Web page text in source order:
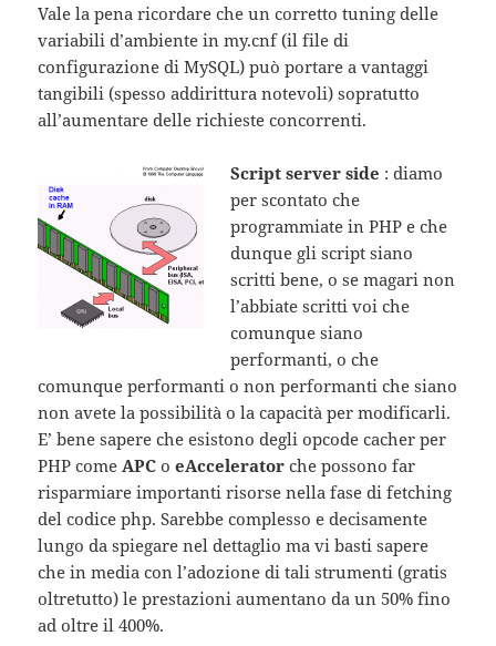
Vale la pena ricordare che un corretto tuning delle
variabili d’ambiente in my.cnf (il file di
configurazione di MySQL) può portare a vantaggi
tangibili (spesso addirittura notevoli) sopratutto
all’aumentare delle richieste concorrenti.
Script server side : diamo
per scontato che
programmiate in PHP e che
dunque gli script siano
scritti bene, o se magari non
l’abbiate scritti voi che
comunque siano
performanti, o che
comunque performanti o non performanti che siano
non avete la possibilità o la capacità per modificarli.
E’ bene sapere che esistono degli opcode cacher per
PHP come APC oeAccelerator che possono far
risparmiare importanti risorse nella fase di fetching
del codice php. Sarebbe complesso e decisamente
lungo da spiegare nel dettaglio ma vi basti sapere
che in media con l’adozione di tali strumenti (gratis
oltretutto) le prestazioni aumentano da un 50% fino
ad oltre il 400%.